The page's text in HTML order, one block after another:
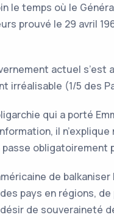
le temps où le
prouvé le 29 avril
actuel s’est
irréalisable (1/5 des
qui a porté
il
obligatoirement
de
pays en régions,
de souveraineté